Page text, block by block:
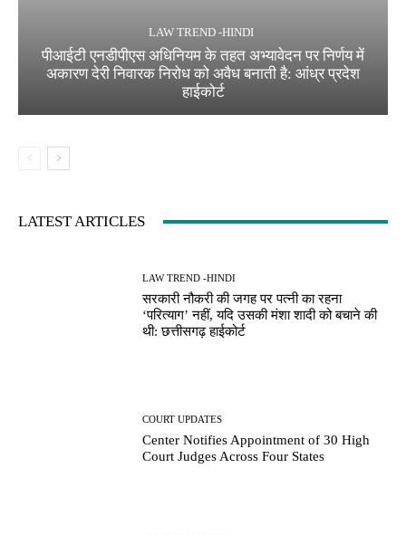
LAW TREND -HINDI
पीआईटी एनडीपीएस अधिनियम के तहत अभ्यावेदन पर निर्णय में
अकारण देरी निवारक निरोध को अवैध बनाती है: आंध्र प्रदेश
हाईकोर्ट
LATEST ARTICLES
LAW TREND -HINDI
सरकारी नौकरी की जगह पर पत्नी का रहना
‘परित्याग’ नहीं, यदि उसकी मंशा शादी को बचाने की
थी: छत्तीसगढ़ हाईकोर्ट
COURT UPDATES
Center Notifies Appointment of 30 High
Court Judges Across Four States